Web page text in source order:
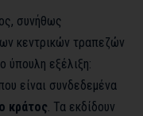
συνήθως
κεντρικών τραπεζών
ύπουλη εξέλιξη:
είναι συνδεδεμένα
κράτος. Τα εκδίδουν